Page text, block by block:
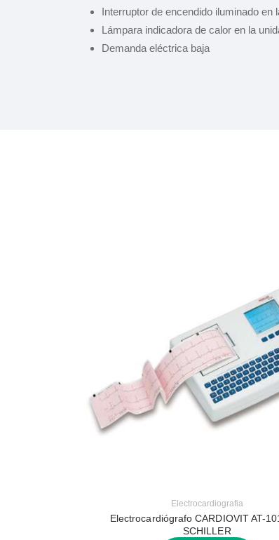
Interruptor de encendido iluminado en
Lámpara indicadora de calor en la
Demanda eléctrica baja
Electrocardiografia
Electrocardiógrafo CARDIOVIT AT-
SCHILLER